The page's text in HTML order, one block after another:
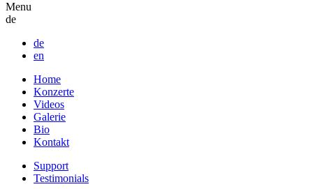
Menu
de
de
en
Home
Konzerte
Videos
Galerie
Bio
Kontakt
Support
Testimonials